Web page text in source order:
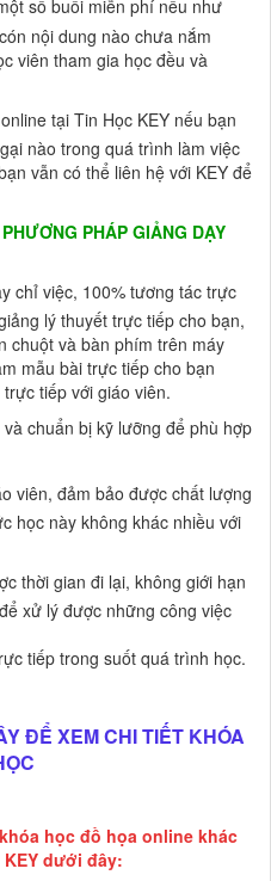
số buổi miễn phí nếu như
nội dung nào chưa nắm
viên tham gia học đều và
tại Tin Học KEY nếu bạn
nào trong quá trình làm việc
vẫn có thể liên hệ với KEY để
PHÁP GIẢNG DẠY
chỉ việc, 100% tương tác trực
lý thuyết trực tiếp cho bạn,
chuột và bàn phím trên máy
mẫu bài trực tiếp cho bạn
tiếp với giáo viên.
chuẩn bị kỹ lưỡng để phù hợp
viên, đảm bảo được chất lượng
học này không khác nhiều với
thời gian đi lại, không giới hạn
xử lý được những công việc
tiếp trong suốt quá trình học.
ĐỂ XEM CHI TIẾT KHÓA
học đồ họa online khác
dưới đây: